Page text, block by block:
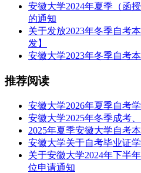
安徽大学2024年夏季（函
的通知
关于发放2023年冬季自考
发】
安徽大学2023年冬季自考
推荐阅读
安徽大学2026年夏季自考
安徽大学2025年冬季成考
2025年夏季安徽大学自考
安徽大学关于自考毕业证
关于安徽大学2024年下半
位申请通知